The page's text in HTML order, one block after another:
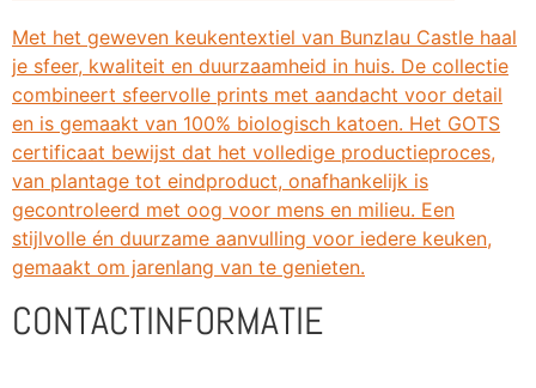
Met het geweven keukentextiel van Bunzlau Castle haal
je sfeer, kwaliteit en duurzaamheid in huis. De collectie
combineert sfeervolle prints met aandacht voor detail
en is gemaakt van 100% biologisch katoen. Het GOTS
certificaat bewijst dat het volledige productieproces,
van plantage tot eindproduct, onafhankelijk is
gecontroleerd met oog voor mens en milieu. Een
stijlvolle én duurzame aanvulling voor iedere keuken,
gemaakt om jarenlang van te genieten.
CONTACTINFORMATIE